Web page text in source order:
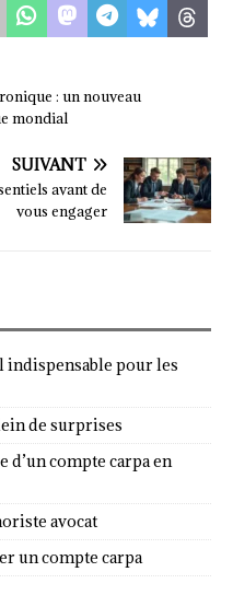
: un nouveau
mondial
SUIVANT
avant de
vous engager
indispensable pour les
de surprises
compte carpa en
avocat
un compte carpa